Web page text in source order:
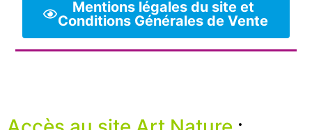
Mentions légales du site et
Conditions Générales de Vente